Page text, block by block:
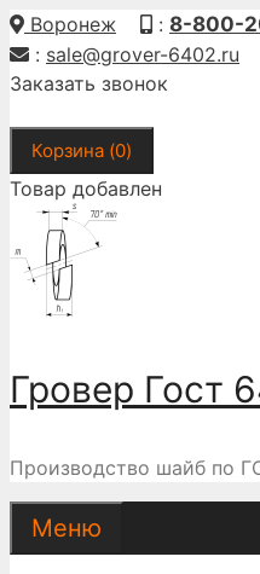
Перейти
к
содержимому
Воронеж : 8-800-
: sale@grover-6402.ru
Заказать звонок
Корзина (0)
Товар добавлен
Гровер Гост
Производство шайб по
Меню